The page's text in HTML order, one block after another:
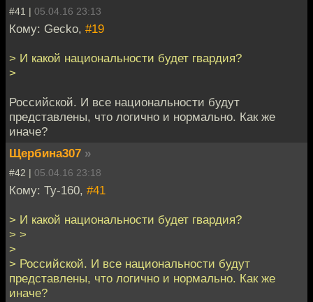
#41 | 05.04.16 23:13
Кому: Gecko, #19
> И какой национальности будет гвардия?
>
Российской. И все национальности будут
представлены, что логично и нормально. Как же
иначе?
Щербина307 »
#42 | 05.04.16 23:18
Кому: Ту-160, #41
> И какой национальности будет гвардия?
> >
>
> Российской. И все национальности будут
представлены, что логично и нормально. Как же
иначе?